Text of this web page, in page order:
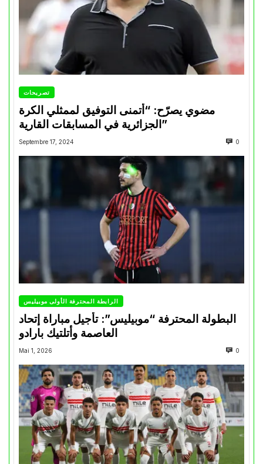
تصريحات
مضوي يصرّح: “أتمنى التوفيق لممثلي الكرة
الجزائرية في المسابقات القارية”
Septembre 17, 2024 0
الرابطة المحترفة الأولى موبيليس
البطولة المحترفة “موبيليس”: تأجيل مباراة إتحاد
العاصمة وأتلتيك بارادو
Mai 1, 2026 0